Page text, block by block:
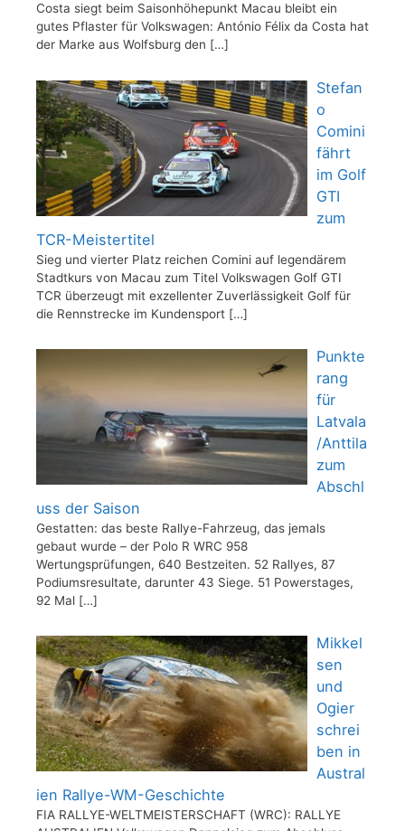
Costa siegt beim Saisonhöhepunkt Macau bleibt ein
gutes Pflaster für Volkswagen: António Félix da Costa hat
der Marke aus Wolfsburg den […]
Stefan
o
Comini
fährt
im Golf
GTI
zum
TCR-Meistertitel
Sieg und vierter Platz reichen Comini auf legendärem
Stadtkurs von Macau zum Titel Volkswagen Golf GTI
TCR überzeugt mit exzellenter Zuverlässigkeit Golf für
die Rennstrecke im Kundensport […]
Punkte
rang
für
Latvala
/Anttila
zum
Abschl
uss der Saison
Gestatten: das beste Rallye-Fahrzeug, das jemals
gebaut wurde – der Polo R WRC 958
Wertungsprüfungen, 640 Bestzeiten. 52 Rallyes, 87
Podiumsresultate, darunter 43 Siege. 51 Powerstages,
92 Mal […]
Mikkel
sen
und
Ogier
schrei
ben in
Austral
ien Rallye-WM-Geschichte
FIA RALLYE-WELTMEISTERSCHAFT (WRC): RALLYE